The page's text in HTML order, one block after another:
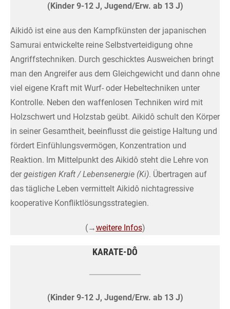
(Kinder 9-12 J, Jugend/Erw. ab 13 J)
Aikidô ist eine aus den Kampfkünsten der japanischen
Samurai entwickelte reine Selbstverteidigung ohne
Angriffstechniken. Durch geschicktes Ausweichen bringt
man den Angreifer aus dem Gleichgewicht und dann ohne
viel eigene Kraft mit Wurf- oder Hebeltechniken unter
Kontrolle. Neben den waffenlosen Techniken wird mit
Holzschwert und Holzstab geübt. Aikidô schult den Körper
in seiner Gesamtheit, beeinflusst die geistige Haltung und
fördert Einfühlungsvermögen, Konzentration und
Reaktion. Im Mittelpunkt des Aikidô steht die Lehre von
dergeistigen Kraft / Lebensenergie (Ki). Übertragen auf
das tägliche Leben vermittelt Aikidô nichtagressive
kooperative Konfliktlösungsstrategien.
(→weitere Infos)
KARATE-DÔ
(Kinder 9-12 J, Jugend/Erw. ab 13 J)